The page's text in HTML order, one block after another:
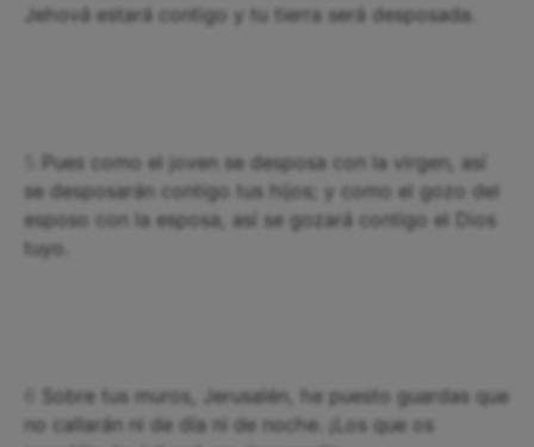
Jehová estará contigo y tu tierra será desposada.
Pues como el joven se desposa con la virgen, así
se desposarán contigo tus hijos; y como el gozo del
esposo con la esposa, así se gozará contigo el Dios
tuyo.
Sobre tus muros, Jerusalén, he puesto guardas que
no callarán ni de día ni de noche. ¡Los que os